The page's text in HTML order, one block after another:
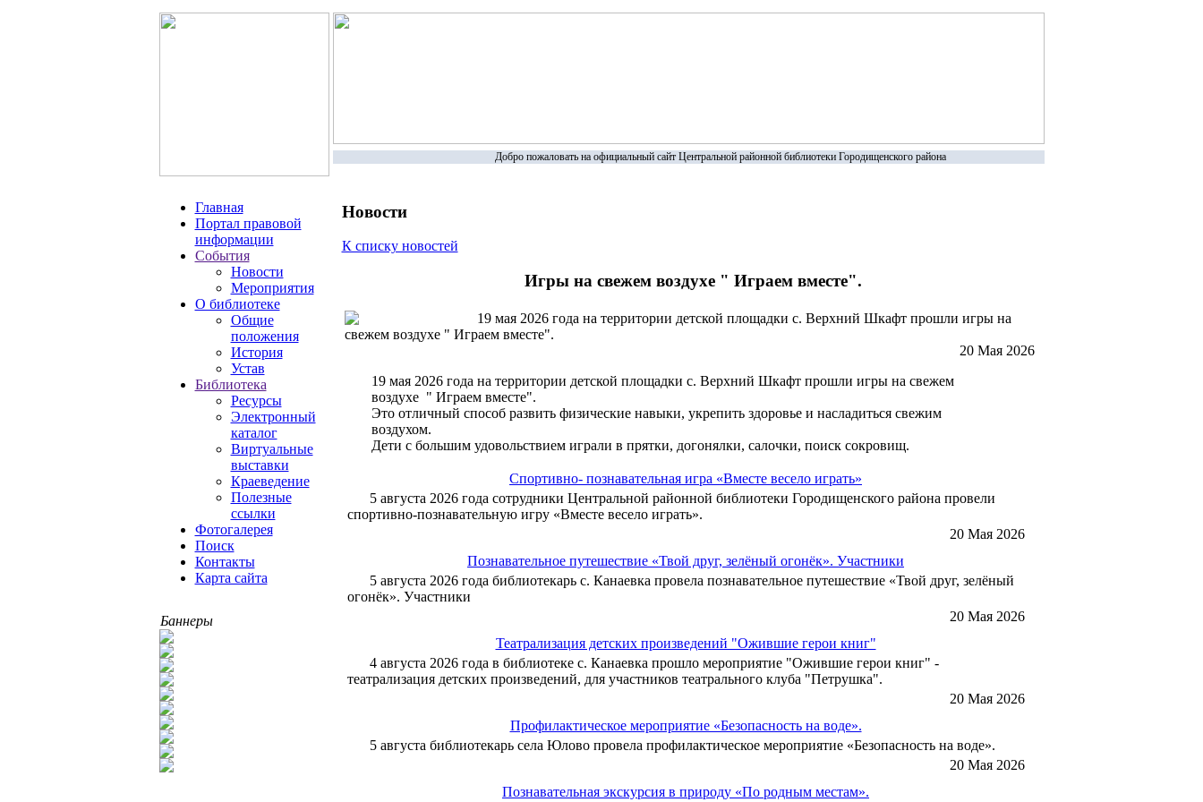
Добро пожаловать на официальный сайт Центральной районной библиотеки Городищенского района
Главная
Портал правовой
информации
События
Новости
Мероприятия
О библиотеке
Общие
положения
История
Устав
Библиотека
Ресурсы
Электронный
каталог
Виртуальные
выставки
Краеведение
Полезные
ссылки
Фотогалерея
Поиск
Контакты
Карта сайта
Баннеры
Новости
К списку новостей
Игры на свежем воздухе " Играем вместе".
19 мая 2026 года на территории детской площадки с. Верхний Шкафт прошли игры на
свежем воздухе " Играем вместе".
20 Мая 2026
19 мая 2026 года на территории детской площадки с. Верхний Шкафт прошли игры на свежем
воздухе " Играем вместе".
Это отличный способ развить физические навыки, укрепить здоровье и насладиться свежим
воздухом.
Дети с большим удовольствием играли в прятки, догонялки, салочки, поиск сокровищ.
Спортивно- познавательная игра «Вместе весело играть»
5 августа 2026 года сотрудники Центральной районной библиотеки Городищенского района провели
спортивно-познавательную игру «Вместе весело играть».
20 Мая 2026
Познавательное путешествие «Твой друг, зелёный огонёк». Участники
5 августа 2026 года библиотекарь с. Канаевка провела познавательное путешествие «Твой друг, зелёный
огонёк». Участники
20 Мая 2026
Театрализация детских произведений "Ожившие герои книг"
4 августа 2026 года в библиотеке с. Канаевка прошло мероприятие "Ожившие герои книг" -
театрализация детских произведений, для участников театрального клуба "Петрушка".
20 Мая 2026
Профилактическое мероприятие «Безопасность на воде».
5 августа библиотекарь села Юлово провела профилактическое мероприятие «Безопасность на воде».
20 Мая 2026
Познавательная экскурсия в природу «По родным местам».